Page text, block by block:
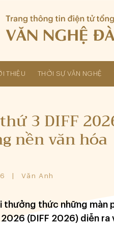
THIỆU THỜI SỰ VĂN NGHỆ
3 DIFF
nền văn hóa
Văn Anh
thưởng thức những màn
(DIFF 2026) diễn